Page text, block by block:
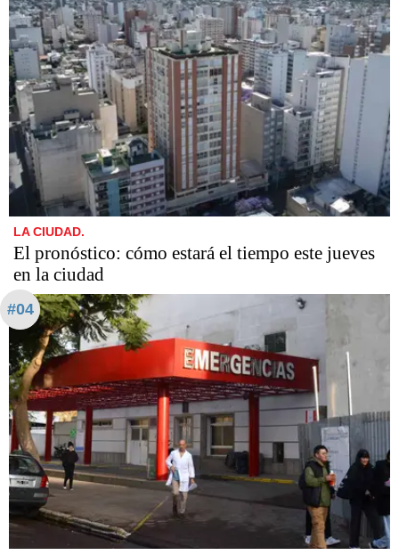
LA CIUDAD.
El pronóstico: cómo estará el tiempo este jueves
en la ciudad
#04